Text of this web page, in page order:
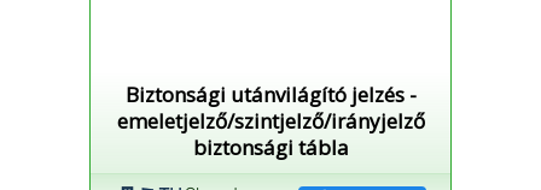
Biztonsági utánvilágító jelzés -
emeletjelző/szintjelző/irányjelző
biztonsági tábla